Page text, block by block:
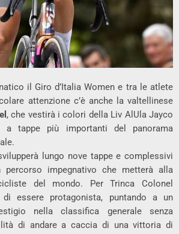
il Giro d’Italia Women e tra le atlete
attenzione c’è anche la valtellinese
, che vestirà i colori della Liv AlUla Jayco
tappe più importanti del panorama
lungo nove tappe e complessivi
percorso impegnativo che metterà alla
del mondo. Per Trinca Colonel
di essere protagonista, puntando a un
nella classifica generale senza
di andare a caccia di una vittoria di